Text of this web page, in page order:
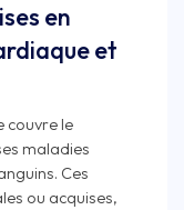
en
et
couvre le
maladies
Ces
ou acquises,